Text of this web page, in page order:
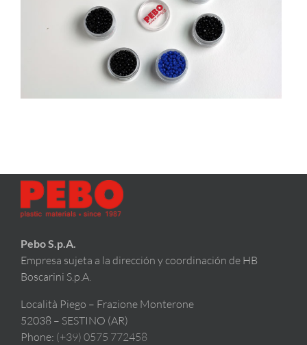
Pebo S.p.A.
Empresa sujeta a la dirección y coordinación de HB
Boscarini S.p.A.
Località Piego – Frazione Monterone
52038 – SESTINO (AR)
Phone: (+39) 0575 772458